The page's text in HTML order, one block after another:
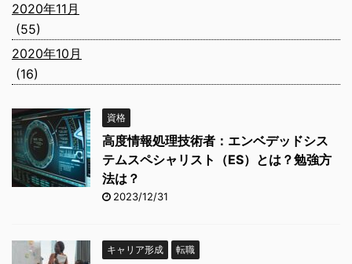
2020年11月
(55)
2020年10月
(16)
資格
高度情報処理技術者：エンベデッドシス
テムスペシャリスト（ES）とは？勉強方
法は？
2023/12/31
キャリア形成 転職